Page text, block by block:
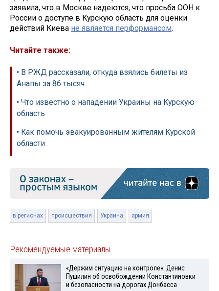
заявила, что в Москве надеются, что просьба ООН к
России о доступе в Курскую область для оценки
действий Киева не является перформансом.
Читайте также:
• В РЖД рассказали, откуда взялись билеты из
Анапы за 86 тысяч
• Что известно о нападении Украины на Курскую
область
• Как помочь эвакуированным жителям Курской
области
в регионах происшествия Украина армия
Рекомендуемые материалы
«Держим ситуацию на контроле»: Денис
Пушилин об освобождении Константиновки
и безопасности на дорогах Донбасса